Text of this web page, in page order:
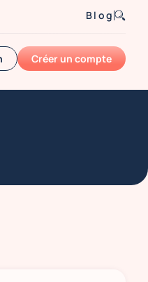
Blog
Créer un compte